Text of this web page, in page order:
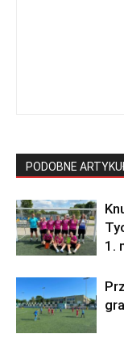
PODOBNE
1.